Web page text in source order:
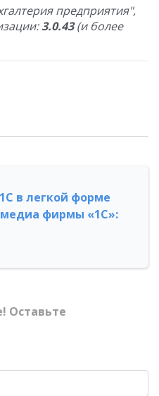
предприятия",
3.0.43(и более
в легкой форме
фирмы «1С»:
Оставьте